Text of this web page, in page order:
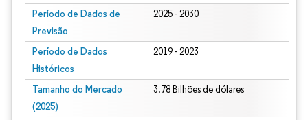
Período de Dados de
Previsão
2025 - 2030
Período de Dados
Históricos
2019 - 2023
Tamanho do Mercado
(2025)
3.78 Bilhões de dólares